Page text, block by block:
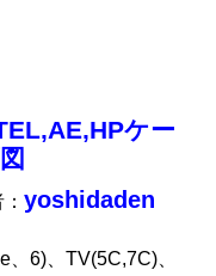
ケー
：yoshidaden
、6)、TV(5C,7C)、